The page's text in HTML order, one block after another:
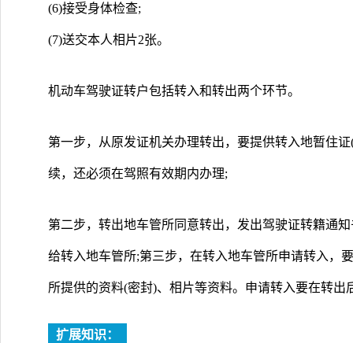
(6)接受身体检查;
(7)送交本人相片2张。
机动车驾驶证转户包括转入和转出两个环节。
第一步，从原发证机关办理转出，要提供转入地暂住
续，还必须在驾照有效期内办理;
第二步，转出地车管所同意转出，发出驾驶证转籍通
给转入地车管所;第三步，在转入地车管所申请转入，
所提供的资料(密封)、相片等资料。申请转入要在转出
扩展知识：